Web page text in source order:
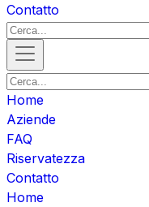
Contatto
Home
Aziende
FAQ
Riservatezza
Contatto
Home